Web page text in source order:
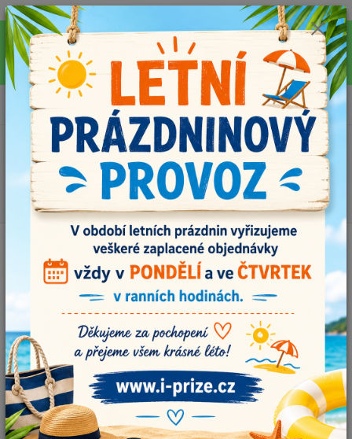
Pro rychlejší vyřízení Vašich dotazů, využijte během letních prázdnin náš
email info@i-prize.cz. Děkujeme. !!! POZOR ZMĚNA !!! V PONDĚLÍ 10.8.
NEVYŘIZUJEME ŽÁDNÉ OBJEDNÁVKY, ODESÍLAT BUDEME V ÚTERÝ
11.8. DĚKUJEME ZA POCHOPENÍ!
Menu
Hledat
+420704179566 0ks
za0,00 Kč
MOOL - vlastnoručně vyráběná klubíčka MOOL MIX č.103
MOOL MIX č.103
Barvy: bílá, zářivě růžová, světle šedá. Duhové klubíčko v návinu, který si
sami zvolíte. Je vhodné pro čepičky, šaty, sukně, šátky, tuniky, deky a také